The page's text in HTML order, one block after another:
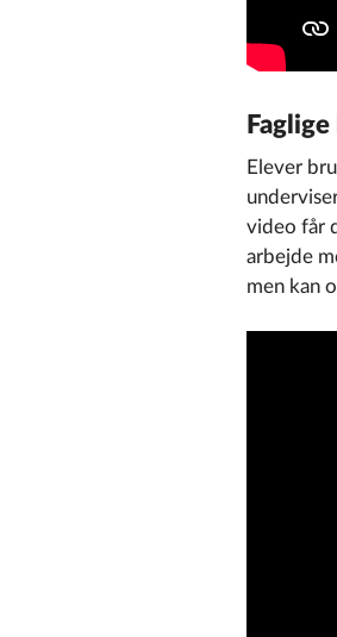
Elever
video får
arbejde
men kan